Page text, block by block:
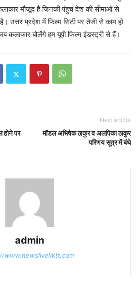
मौजूद हैं जिनकी पंहुच देश की सीमाओं से
उत्तर प्रदेश में फिल्म सिटी पर तेजी से काम हो
कलाकार बोलेंगे हम यूपी फिल्म इंडस्ट्री से हैं।
होने पर
Next article
मॉडल अभिषेक ठाकुर व अलपिका ठाकुर
परिणय सूत्र में बंधे
admin
www.newslivekktt.com